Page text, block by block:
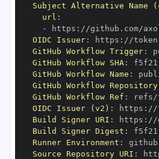
Subject Alternative
url :
-
https : //github.com/
OIDC Issuer: https :
GitHub Workflow Trigger:
GitHub Workflow SHA:
GitHub Workflow Name :
GitHub Workflow Repository
GitHub Workflow Ref :
OIDC Issuer (v2) : https :
Build Signer URI : https : //
Build Signer Digest :
Runner Environment : github
Source Repository URI :